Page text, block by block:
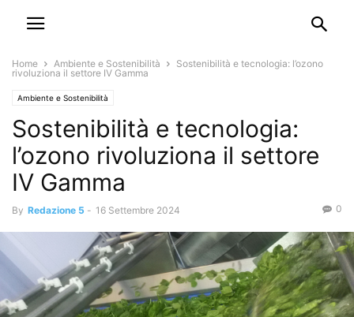
Home Ambiente e Sostenibilità
Sostenibilità e tecnologia: l’ozono
rivoluziona il settore IV Gamma
Ambiente e Sostenibilità
Sostenibilità e tecnologia:
l’ozono rivoluziona il settore
IV Gamma
By Redazione 5 - 16 Settembre 2024 0